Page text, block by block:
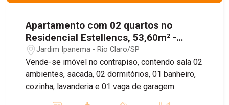
Apartamento com 02 quartos no
Residencial Estellencs, 53,60m² -
Jardim Ipanema, Rio Claro/SP
Jardim Ipanema - Rio Claro/SP
Vende-se imóvel no contrapiso, contendo sala 02
ambientes, sacada, 02 dormitórios, 01 banheiro,
cozinha, lavanderia e 01 vaga de garagem